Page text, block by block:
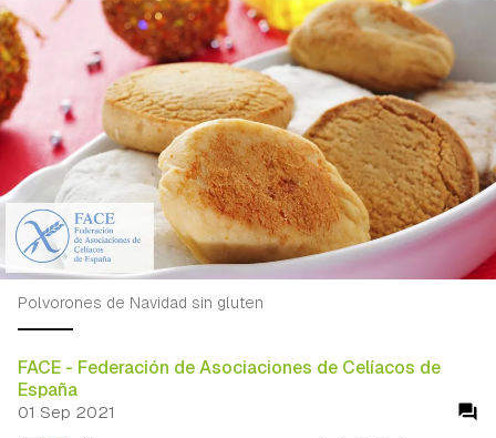
FACE - Federación de Asociaciones de Celíacos de
España
01 Sep 2021
Polvorones de Navidad sin gluten